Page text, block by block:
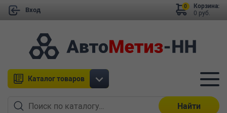
Вход
Корзина:
0 руб.
0
Каталог товаров
Найти